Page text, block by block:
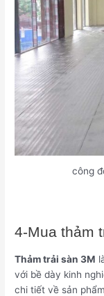
công
4-Mua thảm
Thảm trải sàn 3M
với bề dày kinh
chi tiết về sản